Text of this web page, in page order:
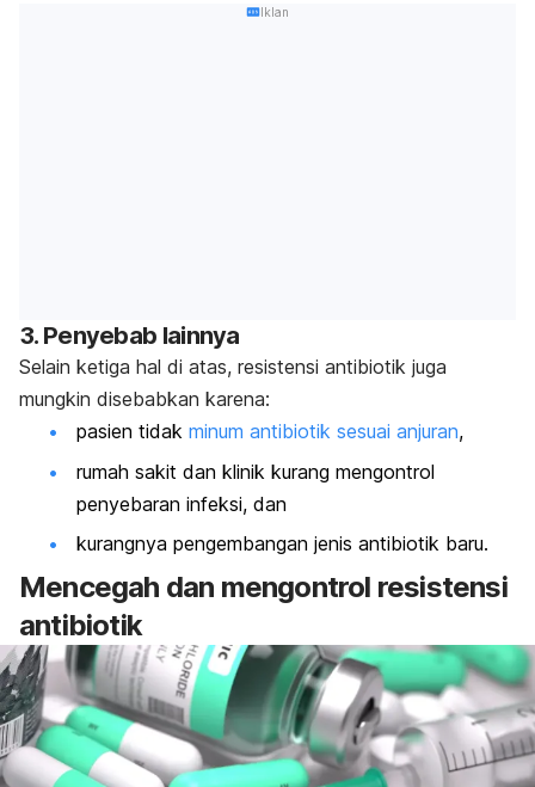
Iklan
3. Penyebab lainnya
Selain ketiga hal di atas, resistensi antibiotik juga
mungkin disebabkan karena:
pasien tidak minum antibiotik sesuai anjuran,
rumah sakit dan klinik kurang mengontrol
penyebaran infeksi, dan
kurangnya pengembangan jenis antibiotik baru.
Mencegah dan mengontrol resistensi
antibiotik